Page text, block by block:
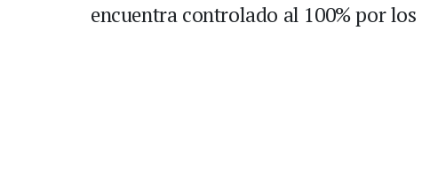
encuentra controlado al 100% por